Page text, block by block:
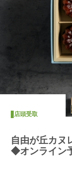
自由が丘カヌ
◆オンライン
店頭受取